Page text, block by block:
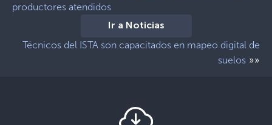
productores atendidos
Ir a Noticias
Técnicos del ISTA son capacitados en mapeo digital de
suelos »»